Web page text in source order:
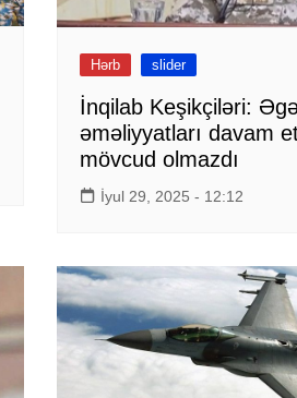
Hərb slider
İnqilab Keşikçiləri:
əməliyyatları davam
mövcud olmazdı
İyul 29, 2025 - 12:12